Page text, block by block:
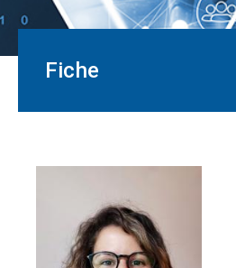
Fiche